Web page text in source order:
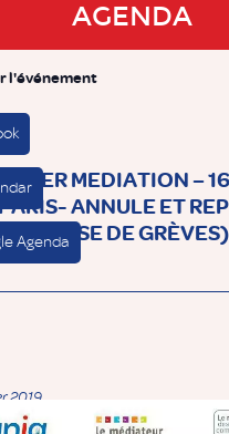
AGENDA
MEDIATION –
ANNULE ET
CAUSE DE GRÈVES)
l'événement
Agenda
2019